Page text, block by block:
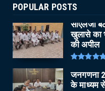
POPULAR POSTS
सीएलजी
खुलासे का
की अपील
जनगणना
के माध्यम